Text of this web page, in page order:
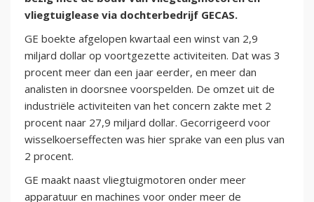
vliegtuiglease via dochterbedrijf GECAS.
GE boekte afgelopen kwartaal een winst van 2,9
miljard dollar op voortgezette activiteiten. Dat was 3
procent meer dan een jaar eerder, en meer dan
analisten in doorsnee voorspelden. De omzet uit de
industriële activiteiten van het concern zakte met 2
procent naar 27,9 miljard dollar. Gecorrigeerd voor
wisselkoerseffecten was hier sprake van een plus van
2 procent.
GE maakt naast vliegtuigmotoren onder meer
apparatuur en machines voor onder meer de